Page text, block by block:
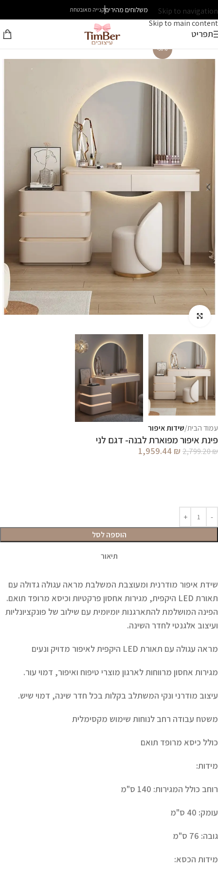
Skip to navigation
Skip to main content
משלוחים מהיריםקנייה מאובטחת
תפריט
עמוד הבית שידות איפור
פינת איפור מפוארת לבנה- דגם לני
2,799.20₪
1,959.44 ₪
הוספה לסל
תיאור
שידת איפור מודרנית ומעוצבת המשלבת מראה עגולה גדולה עם
תאורת LED היקפית, מגירות אחסון פרקטיות וכיסא מרופד תואם.
הפינה המושלמת להתארגנות יומיומית עם שילוב של פונקציונליות
ועיצוב אלגנטי לחדר השינה.
מראה עגולה עם תאורת LED היקפית לאיפור מדויק ונעים
מגירות אחסון מרווחות לארגון מוצרי טיפוח ואיפור, דמוי עור.
עיצוב מודרני ונקי המשתלב בקלות בכל חדר שינה, דמוי שיש.
משטח עבודה רחב לנוחות שימוש מקסימלית
כולל כיסא מרופד תואם
מידות:
רוחב כולל המגירות: 140 ס"מ
עומק: 40 ס"מ
גובה: 76 ס"מ
מידות הכסא:
-30%
לחץ להגדלה